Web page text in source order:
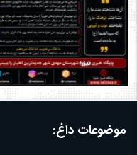
موضوعات داغ: